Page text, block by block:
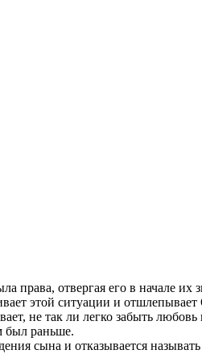
отвергая его в начале их
этой ситуации и
не так ли легко забыть
был раньше.
сына и отказывается